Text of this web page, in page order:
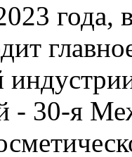
года,
- 30-я